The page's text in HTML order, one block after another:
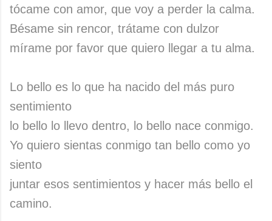
tócame con amor, que voy a perder la calma.
Bésame sin rencor, trátame con dulzor
mírame por favor que quiero llegar a tu alma.
Lo bello es lo que ha nacido del más puro
sentimiento
lo bello lo llevo dentro, lo bello nace conmigo.
Yo quiero sientas conmigo tan bello como yo
siento
juntar esos sentimientos y hacer más bello el
camino.